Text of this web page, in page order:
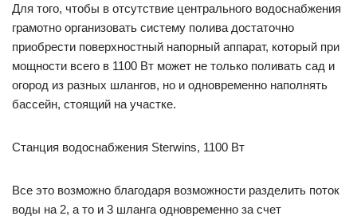
Для того, чтобы в отсутствие центрального водоснабжения
грамотно организовать систему полива достаточно
приобрести поверхностный напорный аппарат, который при
мощности всего в 1100 Вт может не только поливать сад и
огород из разных шлангов, но и одновременно наполнять
бассейн, стоящий на участке.
Станция водоснабжения Sterwins, 1100 Вт
Все это возможно благодаря возможности разделить поток
воды на 2, а то и 3 шланга одновременно за счет